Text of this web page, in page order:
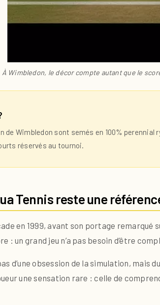
À Wimbledon, le décor compte autant que le
de Wimbledon sont semés en 100%
réservés au tournoi.
Tennis reste une
en 1999, avant son portage remarqué
: un grand jeu n’a pas besoin d’être
d’une obsession de la simulation, mais
une sensation rare : celle de